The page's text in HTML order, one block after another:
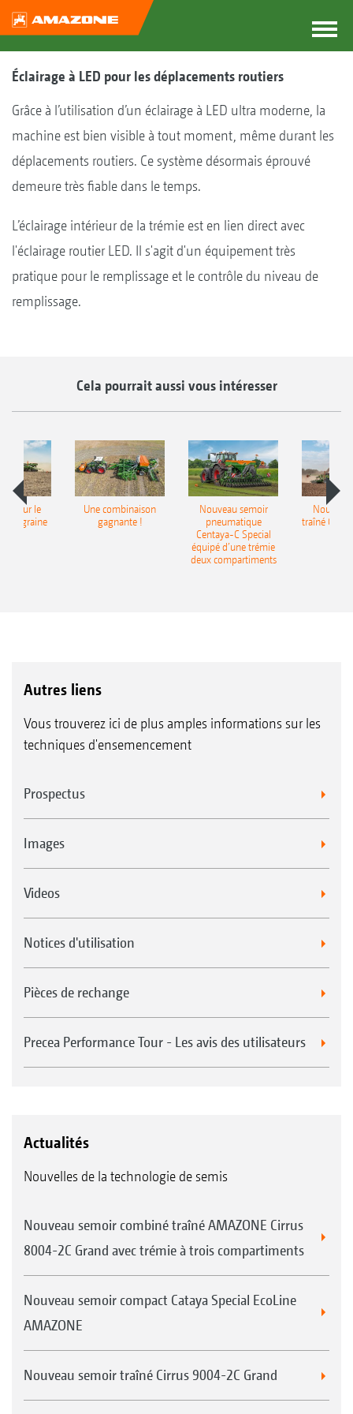
Éclairage à LED pour les déplacements routiers
Grâce à l’utilisation d’un éclairage à LED ultra moderne, la
machine est bien visible à tout moment, même durant les
déplacements routiers. Ce système désormais éprouvé
demeure très fiable dans le temps.
L’éclairage intérieur de la trémie est en lien direct avec
l'éclairage routier LED. Il s'agit d'un équipement très
pratique pour le remplissage et le contrôle du niveau de
remplissage.
Cela pourrait aussi vous intéresser
pour le
Une combinaison
gagnante !
Nouveau semoir
pneumatique
Centaya-C Special
équipé d’une trémie
deux compartiments
traîné
Autres liens
Vous trouverez ici de plus amples informations sur les
techniques d'ensemencement
Prospectus
Images
Videos
Notices d'utilisation
Pièces de rechange
Precea Performance Tour - Les avis des utilisateurs
Actualités
Nouvelles de la technologie de semis
Nouveau semoir combiné traîné AMAZONE Cirrus
8004-2C Grand avec trémie à trois compartiments
Nouveau semoir compact Cataya Special EcoLine
AMAZONE
Nouveau semoir traîné Cirrus 9004-2C Grand